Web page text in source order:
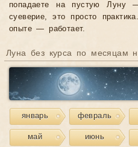
попадаете на пустую
суеверие, это просто
опыте — работает.
Луна без курса по месяцам
январь февраль
май июнь